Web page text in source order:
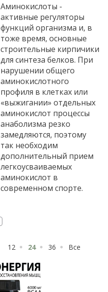
Аминокислоты -
активные регуляторы
функций организма и, в
тоже время, основные
строительные кирпичики
для синтеза белков. При
нарушении общего
аминокислотного
профиля в клетках или
«выжигании» отдельных
аминокислот процессы
анаболизма резко
замедляются, поэтому
так необходим
дополнительный прием
легкоусваиваемых
аминокислот в
современном спорте.
12 24 36 Все